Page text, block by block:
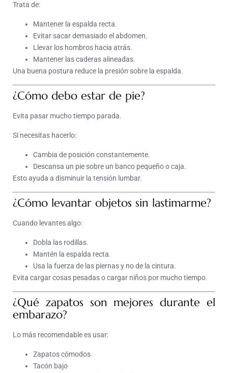
Trata de:
Mantener la espalda recta.
Evitar sacar demasiado el abdomen.
Llevar los hombros hacia atrás.
Mantener las caderas alineadas.
Una buena postura reduce la presión sobre la espalda.
¿Cómo debo estar de pie?
Evita pasar mucho tiempo parada.
Si necesitas hacerlo:
Cambia de posición constantemente.
Descansa un pie sobre un banco pequeño o caja.
Esto ayuda a disminuir la tensión lumbar.
¿Cómo levantar objetos sin lastimarme?
Cuando levantes algo:
Dobla las rodillas.
Mantén la espalda recta.
Usa la fuerza de las piernas y no de la cintura.
Evita cargar cosas pesadas o cargar niños por mucho tiempo.
¿Qué zapatos son mejores durante el
embarazo?
Lo más recomendable es usar:
Zapatos cómodos
Tacón bajo